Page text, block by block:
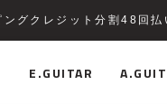
ングクレジット分割48回払
E.GUITAR